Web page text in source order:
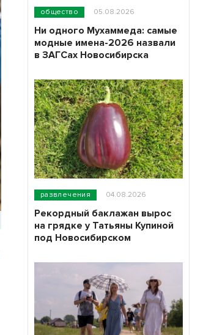
общество 05.08.2026
Ни одного Мухаммеда: самые
модные имена-2026 назвали
в ЗАГСах Новосибирска
развлечения 04.08.2026
Рекордный баклажан вырос
на грядке у Татьяны Купиной
под Новосибирском